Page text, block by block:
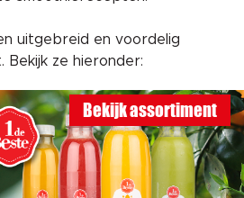
uitgebreid en voordelig
Bekijk ze hieronder:
Bekijk assortiment